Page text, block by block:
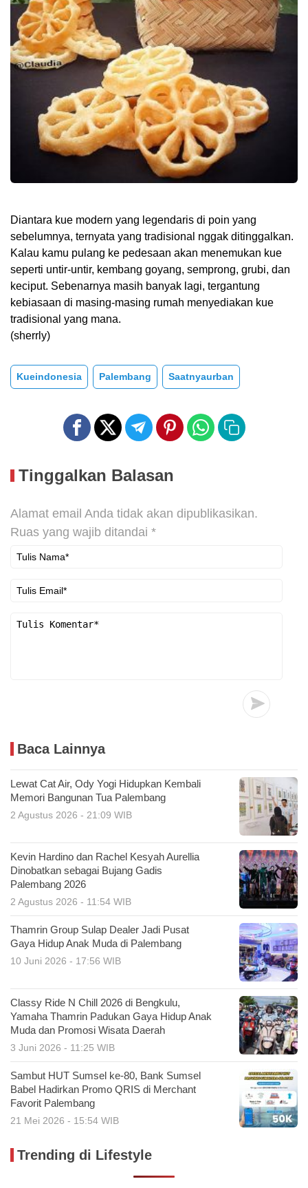
Diantara kue modern yang legendaris di poin yang
sebelumnya, ternyata yang tradisional nggak ditinggalkan.
Kalau kamu pulang ke pedesaan akan menemukan kue
seperti untir-untir, kembang goyang, semprong, grubi, dan
keciput. Sebenarnya masih banyak lagi, tergantung
kebiasaan di masing-masing rumah menyediakan kue
tradisional yang mana.
(sherrly)
Kueindonesia Palembang Saatnyaurban
Tinggalkan Balasan
Alamat email Anda tidak akan dipublikasikan.
Ruas yang wajib ditandai *
Baca Lainnya
Lewat Cat Air, Ody Yogi Hidupkan Kembali
Memori Bangunan Tua Palembang
2 Agustus 2026 - 21:09 WIB
Kevin Hardino dan Rachel Kesyah Aurellia
Dinobatkan sebagai Bujang Gadis
Palembang 2026
2 Agustus 2026 - 11:54 WIB
Thamrin Group Sulap Dealer Jadi Pusat
Gaya Hidup Anak Muda di Palembang
10 Juni 2026 - 17:56 WIB
Classy Ride N Chill 2026 di Bengkulu,
Yamaha Thamrin Padukan Gaya Hidup Anak
Muda dan Promosi Wisata Daerah
3 Juni 2026 - 11:25 WIB
Sambut HUT Sumsel ke-80, Bank Sumsel
Babel Hadirkan Promo QRIS di Merchant
Favorit Palembang
21 Mei 2026 - 15:54 WIB
Trending di Lifestyle